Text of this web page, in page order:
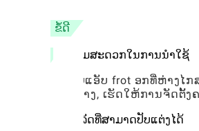
ຂໍ້ດີ
ຄວາມສະດວກໃນການນໍາໃຊ້
ດ້ວຍແອັບ frot ອກທີ່ຫ່າງໄ
ລົບລ້າງ, ເຮັດໃຫ້ການຈັດຕັ້ງ
ທາງລັດທີ່ສາມາດປັບແຕ່ງໄດ້